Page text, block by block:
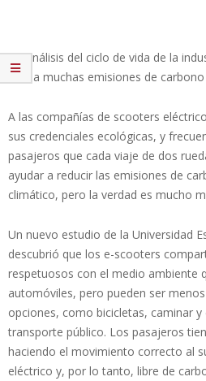
Un análisis del ciclo de vida de la
revela muchas emisiones de carbono
A las compañías de scooters
sus credenciales ecológicas, y
pasajeros que cada viaje de dos
ayudar a reducir las emisiones de
climático, pero la verdad es mucho
Un nuevo estudio de la Universidad
descubrió que los e-scooters
respetuosos con el medio ambiente
automóviles, pero pueden ser
opciones, como bicicletas, caminar
transporte público. Los pasajeros
haciendo el movimiento correcto al
eléctrico y, por lo tanto, libre de